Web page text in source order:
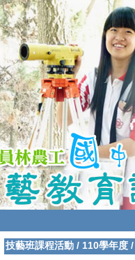
技藝班課程活動 / 110學年度